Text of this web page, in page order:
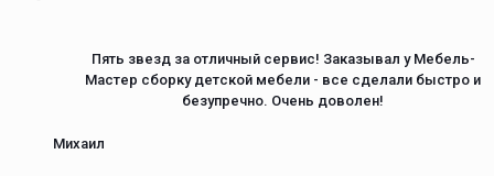
Пять звезд за отличный сервис! Заказывал у Мебель-
Мастер сборку детской мебели - все сделали быстро и
безупречно. Очень доволен!
Михаил